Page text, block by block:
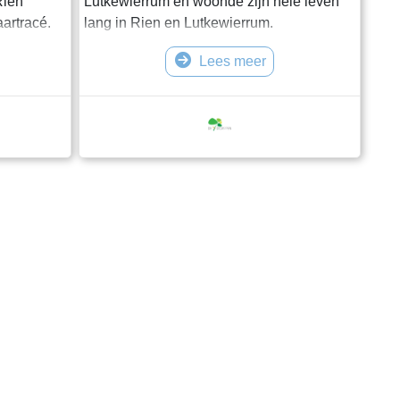
die
lang in Rien en Lutkewierrum.
Lees meer